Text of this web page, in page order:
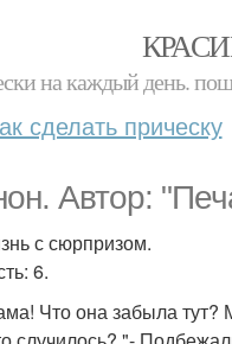
на каждый день.
сделать прическу
Автор:
с сюрпризом.
6.
Что она забыла тут?